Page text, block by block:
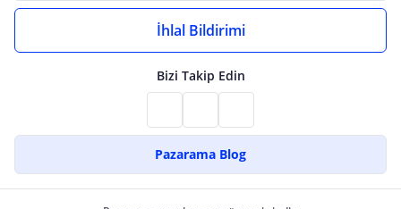
İhlal Bildirimi
Bizi Takip Edin
Pazarama Blog